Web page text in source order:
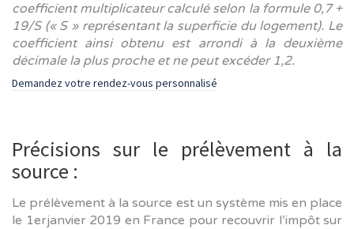
coefficient multiplicateur calculé selon la formule 0,7 +
19/S (« S » représentant la superficie du logement). Le
coefficient ainsi obtenu est arrondi à la deuxième
décimale la plus proche et ne peut excéder 1,2.
Demandez votre rendez-vous personnalisé
Précisions sur le prélèvement à la
source :
Le prélèvement à la source est un système mis en place
le 1erjanvier 2019 en France pour recouvrir l’impôt sur